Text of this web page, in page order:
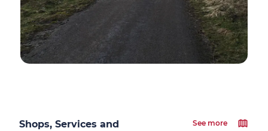
Shops, Services and
See more